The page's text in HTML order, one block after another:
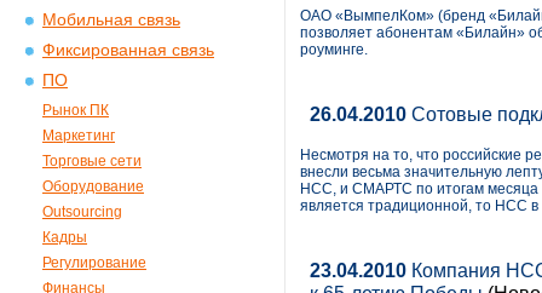
Мобильная связь
Фиксированная связь
ПО
Рынок ПК
Маркетинг
Торговые сети
Оборудование
Outsourcing
Кадры
Регулирование
Финансы
ОАО «ВымпелКом» (бренд
позволяет абонентам «Билайн»
роуминге.
26.04.2010 Сотовые
Несмотря на то, что российские
внесли весьма значительную
НСС, и СМАРТС по итогам месяца
является традиционной, то НСС в
23.04.2010 Компания